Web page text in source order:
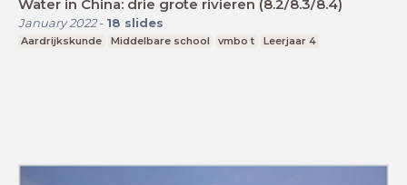
Water in China: drie grote rivieren (8.2/8.3/8.4)
January 2022- 18 slides
Aardrijkskunde Middelbare school vmbo t Leerjaar 4